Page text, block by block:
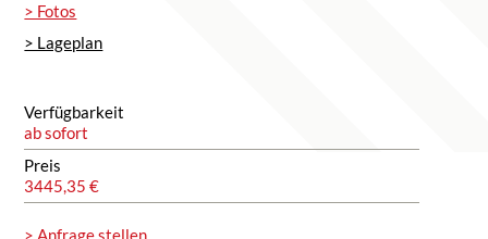
> Fotos
> Lageplan
Verfügbarkeit
ab sofort
Preis
3445,35 €
> Anfrage stellen